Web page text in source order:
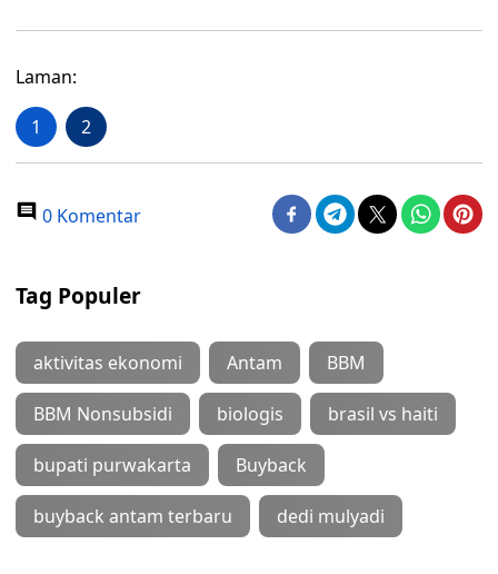
Laman:
1 2
0 Komentar
Tag Populer
aktivitas ekonomi Antam BBM
BBM Nonsubsidi biologis brasil vs haiti
bupati purwakarta Buyback
buyback antam terbaru dedi mulyadi